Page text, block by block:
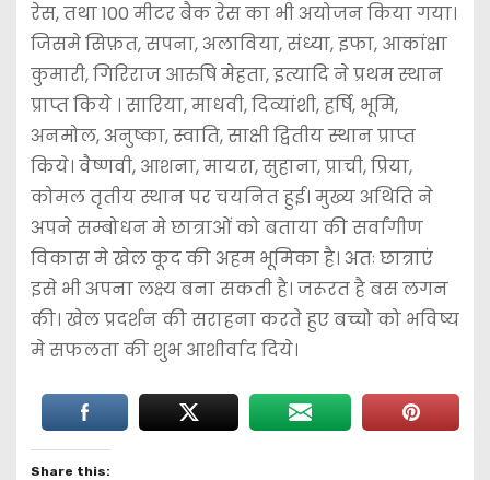
रेस, तथा 100 मीटर बैक रेस का भी अयोजन किया गया।
जिसमे सिफ़त, सपना, अलाविया, संध्या, इफा, आकांक्षा
कुमारी, गिरिराज आरुषि मेहता, इत्यादि ने प्रथम स्थान
प्राप्त किये । सारिया, माधवी, दिव्यांशी, हर्षि, भूमि,
अनमोल, अनुष्का, स्वाति, साक्षी द्वितीय स्थान प्राप्त
किये। वैष्णवी, आशना, मायरा, सुहाना, प्राची, प्रिया,
कोमल तृतीय स्थान पर चयनित हुई। मुख्य अथिति ने
अपने सम्बोधन मे छात्राओं को बताया की सर्वांगीण
विकास मे खेल कूद की अहम भूमिका है। अतः छात्राएं
इसे भी अपना लक्ष्य बना सकती है। जरूरत है बस लगन
की। खेल प्रदर्शन की सराहना करते हुए बच्चो को भविष्य
मे सफलता की शुभ आशीर्वाद दिये।
Share this: